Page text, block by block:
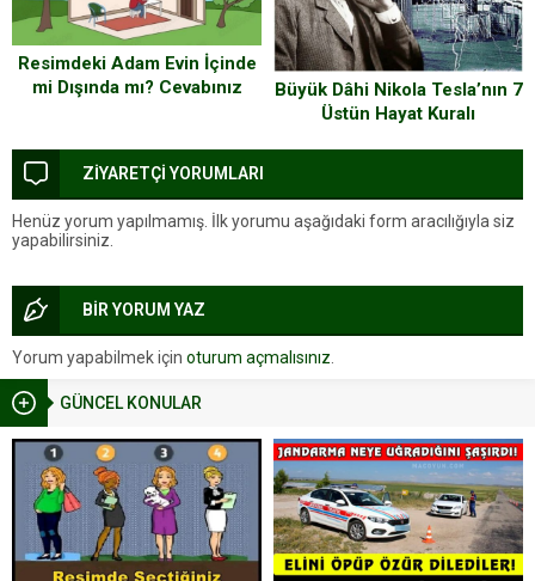
GÜNCEL KONULAR
Resimdeki Adam Evin İçinde
mi Dışında mı? Cevabınız
Büyük Dâhi Nikola Tesla’nın 7
Üstün Hayat Kuralı
ZİYARETÇİ YORUMLARI
Henüz yorum yapılmamış. İlk yorumu aşağıdaki form aracılığıyla siz
yapabilirsiniz.
BİR YORUM YAZ
Yorum yapabilmek için oturum açmalısınız